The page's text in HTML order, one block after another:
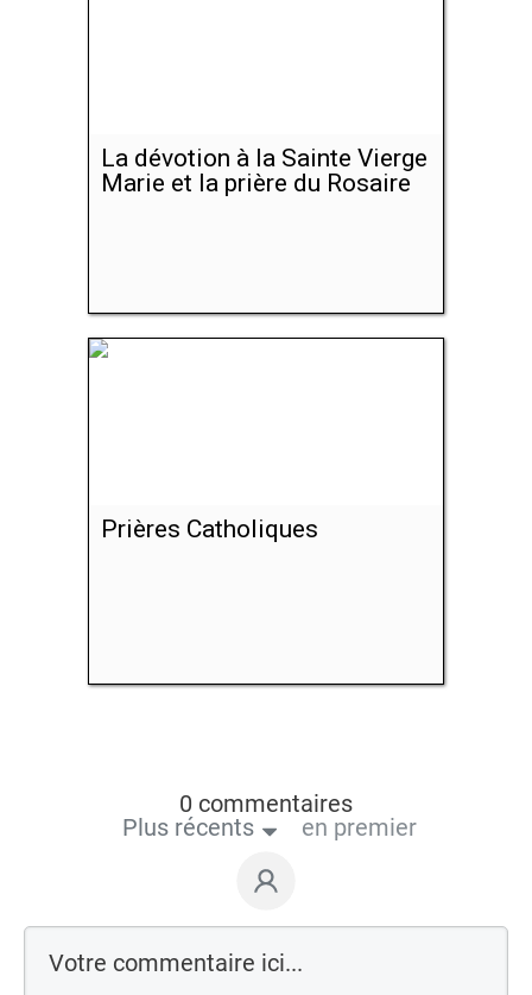
La dévotion à la Sainte Vierge
Marie et la prière du Rosaire
Prières Catholiques
0 commentaires
Plus récents
en premier